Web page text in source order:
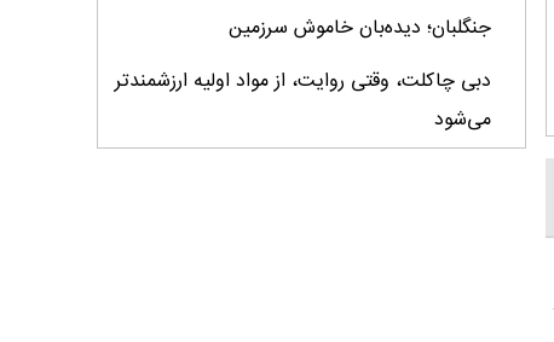
جنگلبان؛ دیده‌بان خاموش سرزمین
دبی چاکلت، وقتی روایت، از مواد اولیه ارزشمندتر
می‌شود